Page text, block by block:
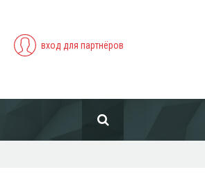
вход для партнёров